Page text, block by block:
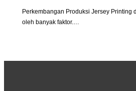
Perkembangan Produksi Jersey Printing
oleh banyak faktor.…